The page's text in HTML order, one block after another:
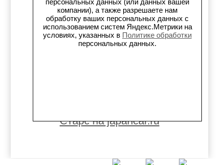
Старс в картах 2ГИС
Старс на Avito.ru
Старс на japancar.ru
компании), а также разрешаете нам
обработку ваших персональных данных с
использованием систем Яндекс.Метрики на
условиях, указанных в Политике обработки
персональных данных.